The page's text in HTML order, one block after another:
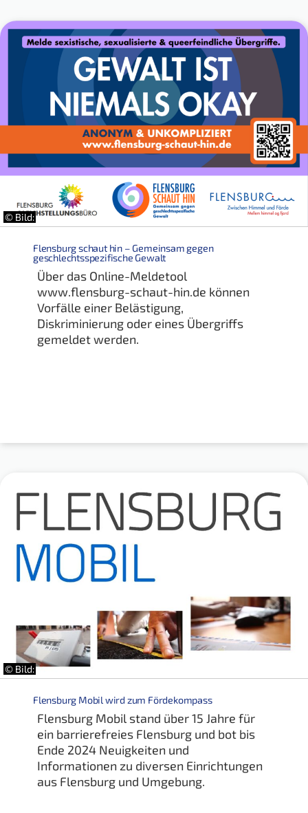
© Bild:
Flensburg schaut hin – Gemeinsam gegen
geschlechtsspezifische Gewalt
Über das Online-Meldetool
www.flensburg-schaut-hin.de können
Vorfälle einer Belästigung,
Diskriminierung oder eines Übergriffs
gemeldet werden.
© Bild:
Flensburg Mobil wird zum Fördekompass
Flensburg Mobil stand über 15 Jahre für
ein barrierefreies Flensburg und bot bis
Ende 2024 Neuigkeiten und
Informationen zu diversen Einrichtungen
aus Flensburg und Umgebung.